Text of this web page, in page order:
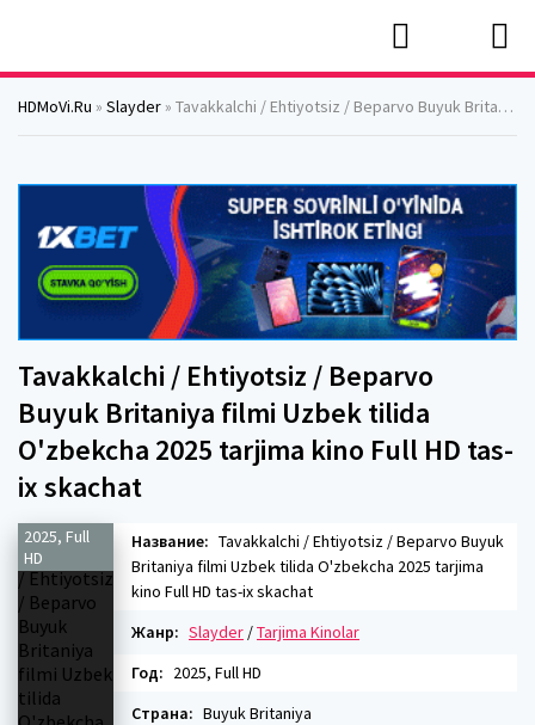
HDMoVi.Ru » Slayder » Tavakkalchi / Ehtiyotsiz / Beparvo Buyuk Britaniya filmi Uzbek tilida O'zbekcha 2025 tarjima kino Full HD tas-ix skachat
Tavakkalchi / Ehtiyotsiz / Beparvo
Buyuk Britaniya filmi Uzbek tilida
O'zbekcha 2025 tarjima kino Full HD tas-
ix skachat
2025, Full
HD
Название: Tavakkalchi / Ehtiyotsiz / Beparvo Buyuk
Britaniya filmi Uzbek tilida O'zbekcha 2025 tarjima
kino Full HD tas-ix skachat
Жанр: Slayder /Tarjima Kinolar
Год: 2025, Full HD
Страна: Buyuk Britaniya